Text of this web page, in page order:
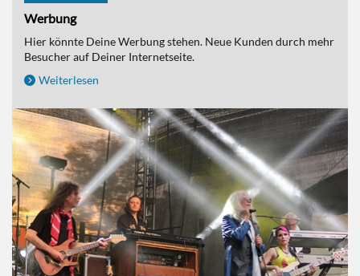
Werbung
Hier könnte Deine Werbung stehen. Neue Kunden durch mehr
Besucher auf Deiner Internetseite.
Weiterlesen